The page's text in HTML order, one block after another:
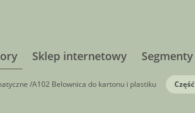
Sklep internetowy Segmenty
/A102 Belownica do kartonu i plastiku Część